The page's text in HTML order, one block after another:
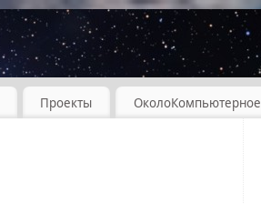
Проекты ОколоКомпьютерное